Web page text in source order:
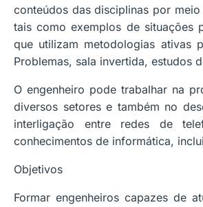
conteúdos das disciplinas por
tais como exemplos de situações
que utilizam metodologias ativas
Problemas, sala invertida, estudos
O engenheiro pode trabalhar na
diversos setores e também no
interligação entre redes de
conhecimentos de informática,
Objetivos
Formar engenheiros capazes de